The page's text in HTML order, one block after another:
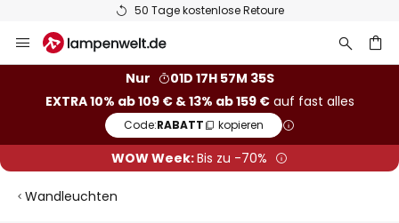
50 Tage kostenlose Retoure
Inhalt
Nur
01D 17H 57M 34S
EXTRA 10% ab 109 € & 13% ab 159 €auf fast alles
Code:RABATT kopieren
WOW Week:Bis zu -70%
Wandleuchten